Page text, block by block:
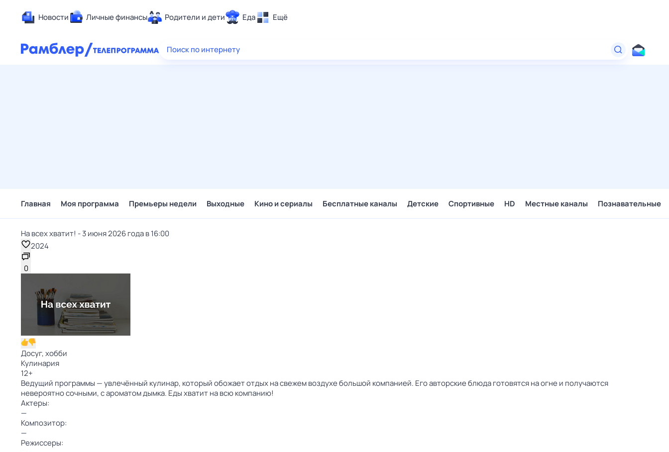
Новости Личные финансы Родители и дети Еда Ещё
Здоровье
Поиск по интернету
Главная Моя программа Премьеры недели Выходные Кино и сериалы Бесплатные каналы Детские Спортивные HD Местные каналы Познавательные
На всех хватит! - 3 июня 2026 года в 16:00
2024
0
Досуг, хобби
Кулинария
12+
Ведущий программы — увлечённый кулинар, который обожает отдых на свежем воздухе большой компанией. Его авторские блюда готовятся на огне и получаются
невероятно сочными, с ароматом дымка. Еды хватит на всю компанию!
Актеры:
—
Композитор:
—
Режиссеры: